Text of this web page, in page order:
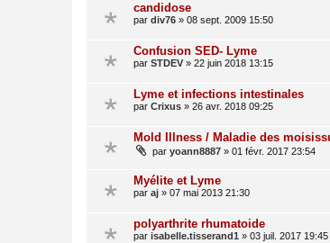
candidose
par div76 » 08 sept. 2009 15:50
Confusion SED- Lyme
par STDEV » 22 juin 2018 13:15
Lyme et infections intestinales
par Crixus » 26 avr. 2018 09:25
Mold Illness / Maladie des
par yoann8887 » 01 févr. 2017 23:54
Myélite et Lyme
par aj » 07 mai 2013 21:30
polyarthrite rhumatoide
par isabelle.tisserand1 » 03 juil. 2017 19:45